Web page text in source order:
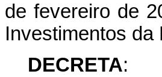
de fevereiro de
Investimentos da
DECRETA: